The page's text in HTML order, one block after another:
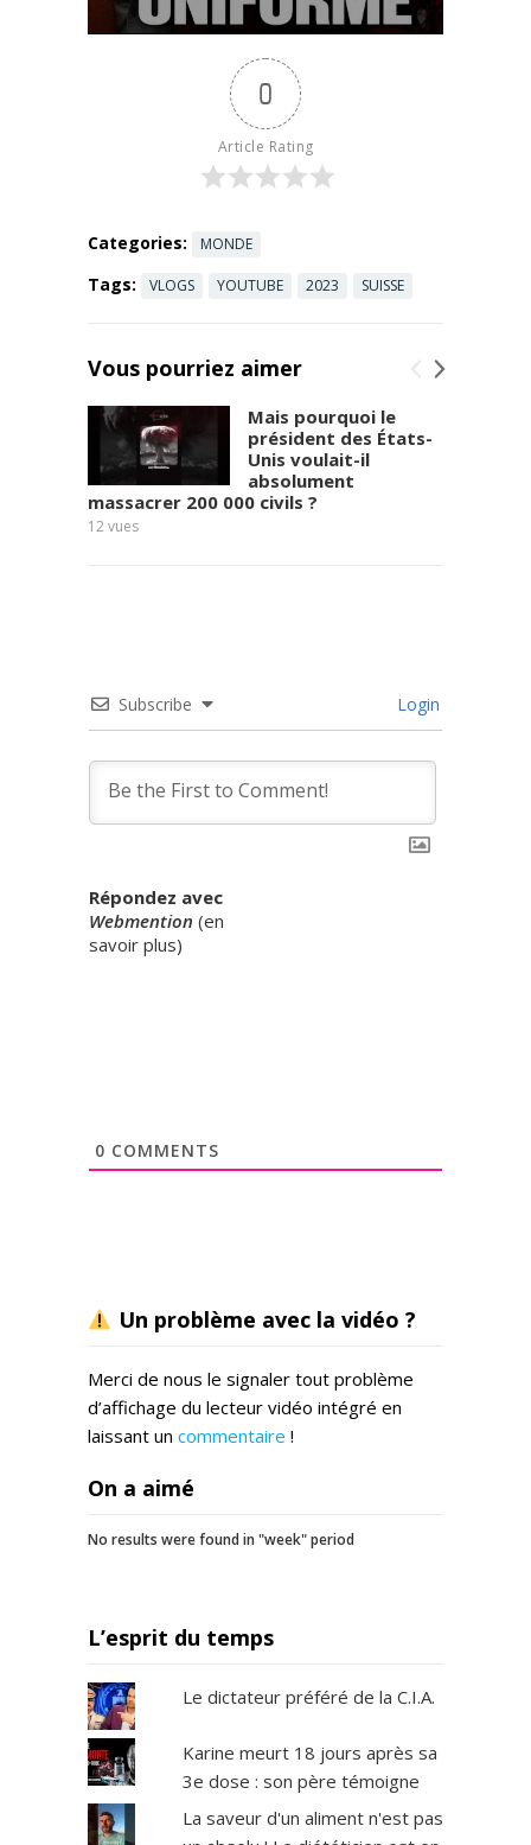
Journalisme,
dollars ...
militaires. Il
avance déjà
médias
rachetés par
0
Article Rating
Categories: MONDE
Tags: VLOGS YOUTUBE 2023 SUISSE
Vous pourriez aimer
Mais pourquoi le
président des États-
Unis voulait-il
absolument
massacrer 200 000 civils ?
12vues
Subscribe Login
Répondez avec
Webmention (en
savoir plus)
0 COMMENTS
Un problème avec la vidéo ?
Merci de nous le signaler tout problème
d’affichage du lecteur vidéo intégré en
laissant un commentaire !
On a aimé
No results were found in "week" period
L’esprit du temps
Le dictateur préféré de la C.I.A.
Karine meurt 18 jours après sa
3e dose : son père témoigne
La saveur d'un aliment n'est pas